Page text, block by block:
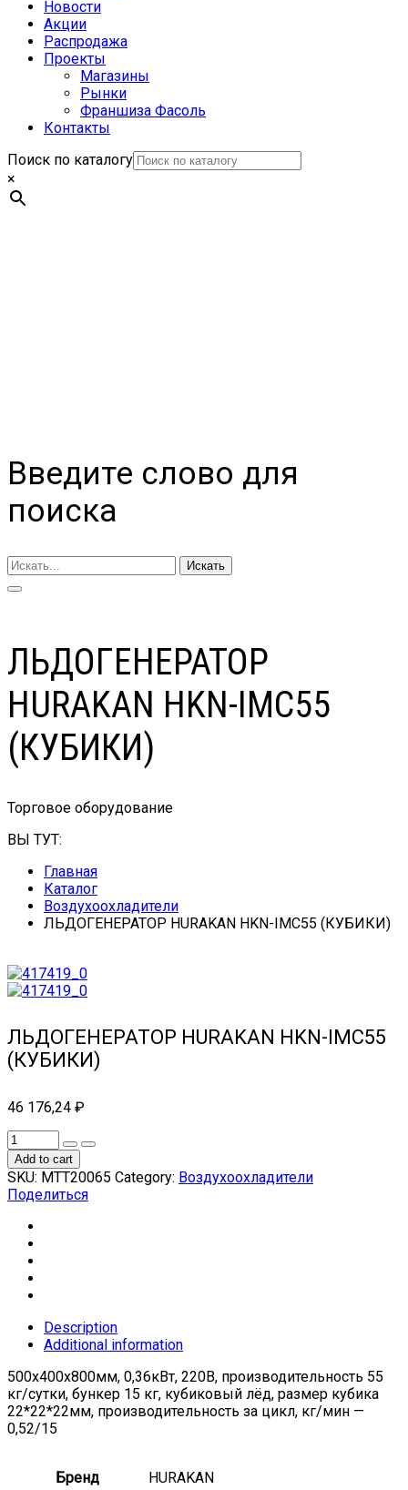
Новости
Акции
Распродажа
Проекты
Магазины
Рынки
Франшиза Фасоль
Контакты
Поиск по каталогу
×
Введите слово для
поиска
Искать
ЛЬДОГЕНЕРАТОР
HURAKAN HKN-IMC55
(КУБИКИ)
Торговое оборудование
ВЫ ТУТ:
Главная
Каталог
Воздухоохладители
ЛЬДОГЕНЕРАТОР HURAKAN HKN-IMC55 (КУБИКИ)
ЛЬДОГЕНЕРАТОР HURAKAN HKN-IMC55
(КУБИКИ)
46 176,24 ₽
Add to cart
SKU: МТТ20065 Category: Воздухоохладители
Поделиться
Description
Additional information
500х400х800мм, 0,36кВт, 220В, производительность 55
кг/сутки, бункер 15 кг, кубиковый лёд, размер кубика
22*22*22мм, производительность за цикл, кг/мин —
0,52/15
Бренд HURAKAN